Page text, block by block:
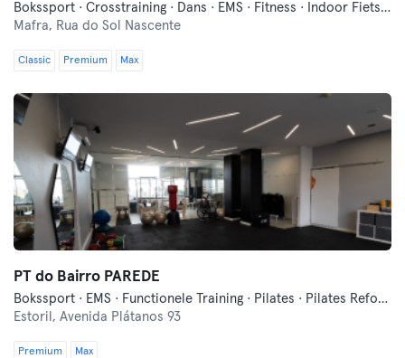
Bokssport · Crosstraining · Dans · EMS · Fitness · Indoor Fietsen · Pilates · Yoga · Zwemmen
Mafra, Rua do Sol Nascente
Classic Premium Max
PT do Bairro PAREDE
Bokssport · EMS · Functionele Training · Pilates · Pilates Reformer
Estoril, Avenida Plátanos 93
Premium Max